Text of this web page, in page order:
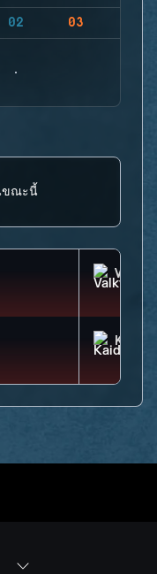
02 03
ขณะนี้
KAID